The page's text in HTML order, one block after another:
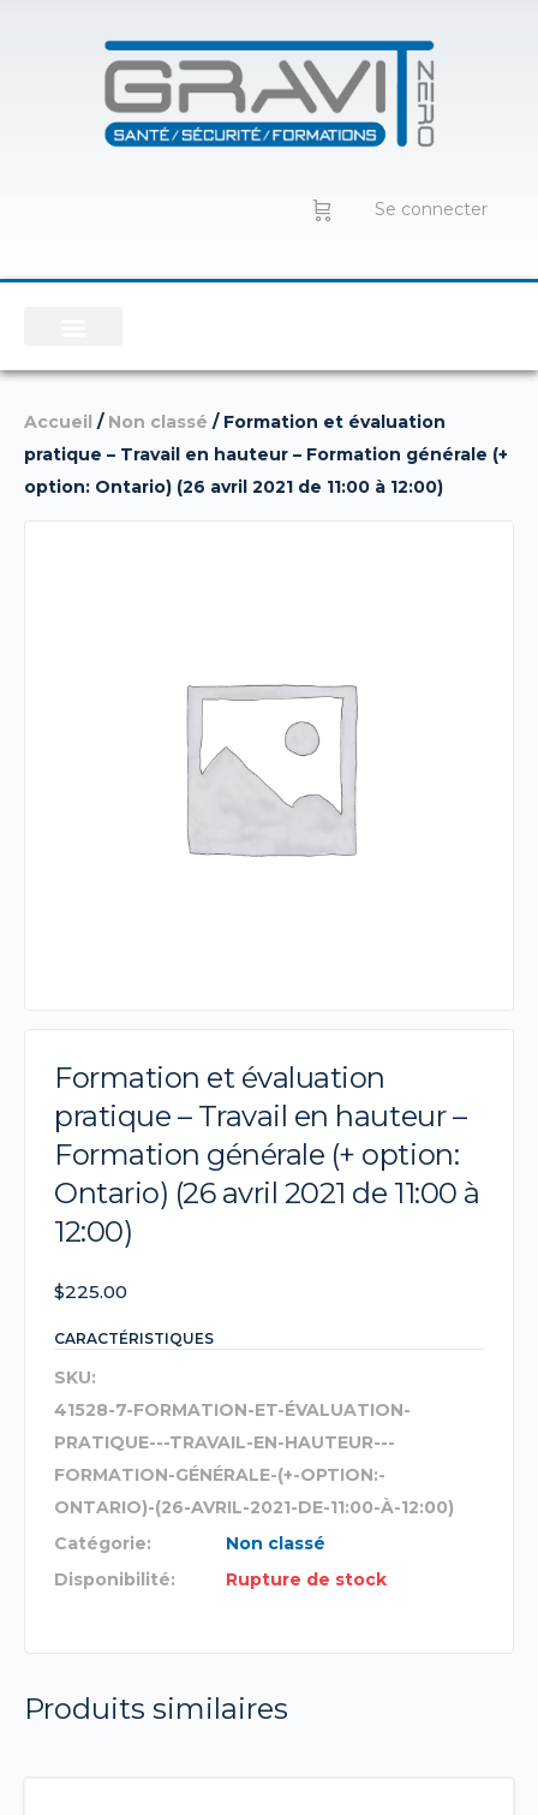
Se connecter
Accueil / Non classé / Formation et évaluation
pratique – Travail en hauteur – Formation générale (+
option: Ontario) (26 avril 2021 de 11:00 à 12:00)
Formation et évaluation
pratique – Travail en hauteur –
Formation générale (+ option:
Ontario) (26 avril 2021 de 11:00 à
12:00)
$225.00
CARACTÉRISTIQUES
SKU:
41528-7-FORMATION-ET-ÉVALUATION-
PRATIQUE---TRAVAIL-EN-HAUTEUR---
FORMATION-GÉNÉRALE-(+-OPTION:-
ONTARIO)-(26-AVRIL-2021-DE-11:00-À-12:00)
Catégorie:
Non classé
Disponibilité:
Rupture de stock
Produits similaires